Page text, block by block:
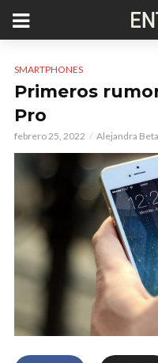
SMARTPHONES
Primeros
Pro
febrero 25, 2022 Alejandra